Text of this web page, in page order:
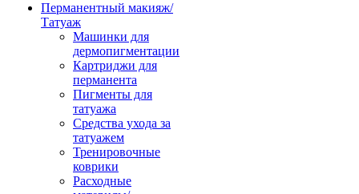
Перманентный макияж/
Татуаж
Машинки для
дермопигментации
Картриджи для
перманента
Пигменты для
татуажа
Средства ухода за
татуажем
Тренировочные
коврики
Расходные